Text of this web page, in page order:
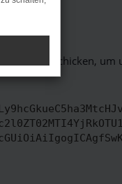
Text schicken, um